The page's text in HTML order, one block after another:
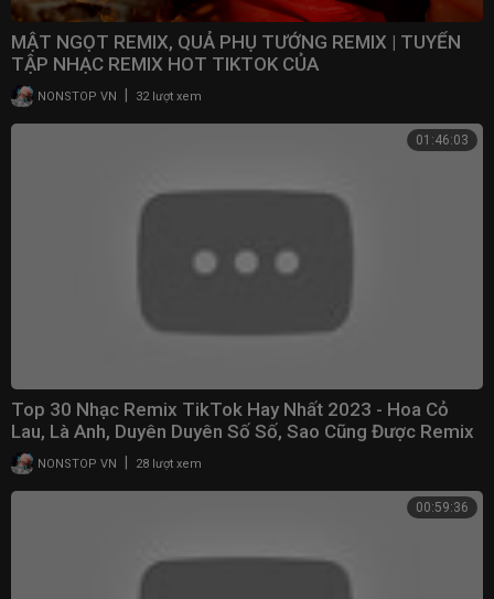
MẬT NGỌT REMIX, QUẢ PHỤ TƯỚNG REMIX | TUYỂN
TẬP NHẠC REMIX HOT TIKTOK CỦA
DUNGHOANGPHAM
NONSTOP VN 32 lượt xem
01:46:03
Top 30 Nhạc Remix TikTok Hay Nhất 2023 - Hoa Cỏ
Lau, Là Anh, Duyên Duyên Số Số, Sao Cũng Được Remix
NONSTOP VN 28 lượt xem
00:59:36